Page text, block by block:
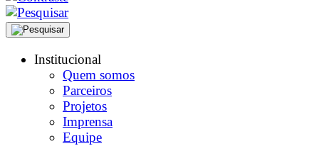
Institucional
Quem somos
Parceiros
Projetos
Imprensa
Equipe